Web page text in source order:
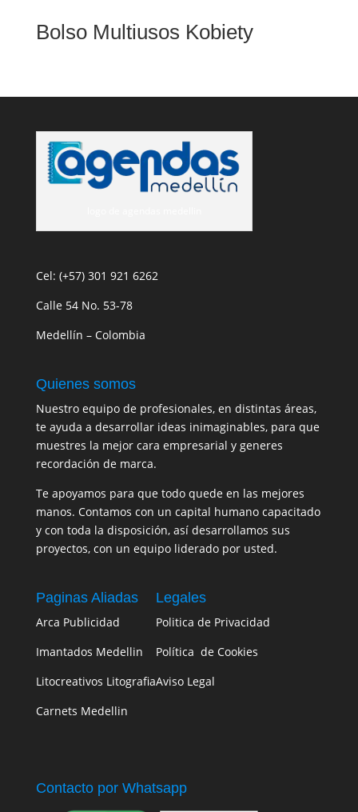
Bolso Multiusos Kobiety
Cel: (+57) 301 921 6262
Calle 54 No. 53-78
Medellín – Colombia
Quienes somos
Nuestro equipo de profesionales, en distintas áreas,
te ayuda a desarrollar ideas inimaginables, para que
muestres la mejor cara empresarial y generes
recordación de marca.
Te apoyamos para que todo quede en las mejores
manos. Contamos con un capital humano capacitado
y con toda la disposición, así desarrollamos sus
proyectos, con un equipo liderado por usted.
Paginas Aliadas
Arca Publicidad
Imantados Medellin
Litocreativos Litografia
Carnets Medellin
Legales
Politica de Privacidad
Política de Cookies
Aviso Legal
Contacto por Whatsapp